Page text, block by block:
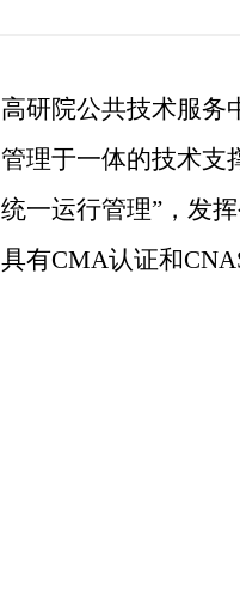
高研院公共技术服务
管理于一体的技术支
统一运行管理”，发
具有CMA认证和